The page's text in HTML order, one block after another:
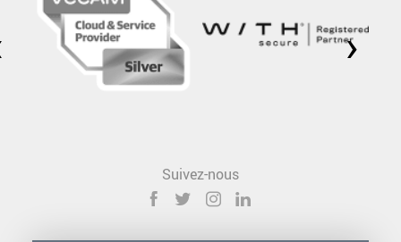
›
Suivez-nous